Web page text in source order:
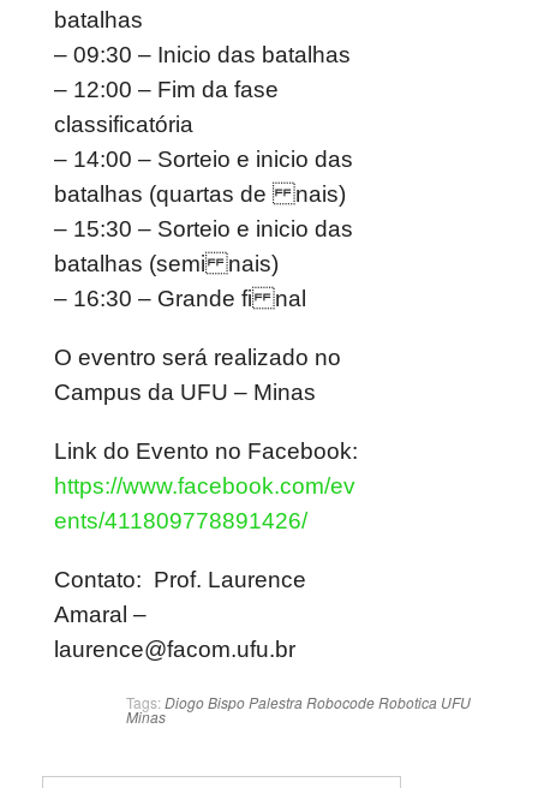
batalhas
– 09:30 – Inicio das batalhas
– 12:00 – Fim da fase
classificatória
– 14:00 – Sorteio e inicio das
batalhas (quartas de nais)
– 15:30 – Sorteio e inicio das
batalhas (semi nais)
– 16:30 – Grande fi nal
O eventro será realizado no
Campus da UFU – Minas
Link do Evento no Facebook:
https://www.facebook.com/ev
ents/411809778891426/
Contato: Prof. Laurence
Amaral –
laurence@facom.ufu.br
Tags: Diogo BispoPalestra RobocodeRobotica UFU
Minas